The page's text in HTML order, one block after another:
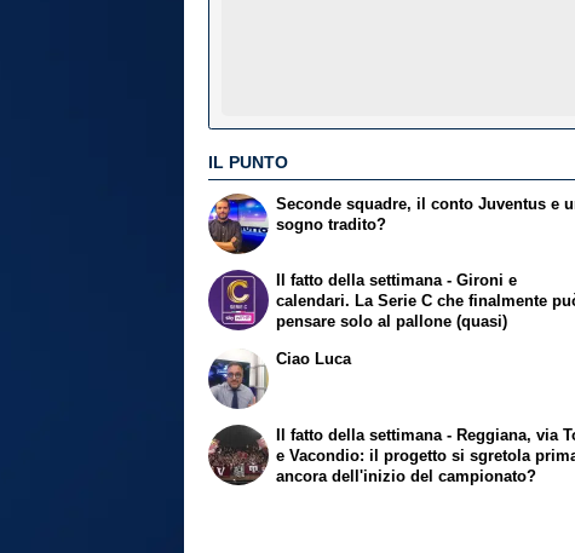
IL PUNTO
Seconde squadre, il conto Juventus e
sogno tradito?
Il fatto della settimana - Gironi e
calendari. La Serie C che finalmente
pensare solo al pallone (quasi)
Ciao Luca
Il fatto della settimana - Reggiana, via
e Vacondio: il progetto si sgretola
ancora dell'inizio del campionato?